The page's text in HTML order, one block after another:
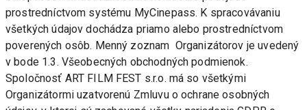
prostredníctvom systému MyCinepass. K spracovávaniu
všetkých údajov dochádza priamo alebo prostredníctvom
poverených osôb. Menný zoznam  Organizátorov je uvedený
v bode 1.3. Všeobecných obchodných podmienok.
Spoločnosť ART FILM FEST s.r.o. má so všetkými
Organizátormi uzatvorenú Zmluvu o ochrane osobných